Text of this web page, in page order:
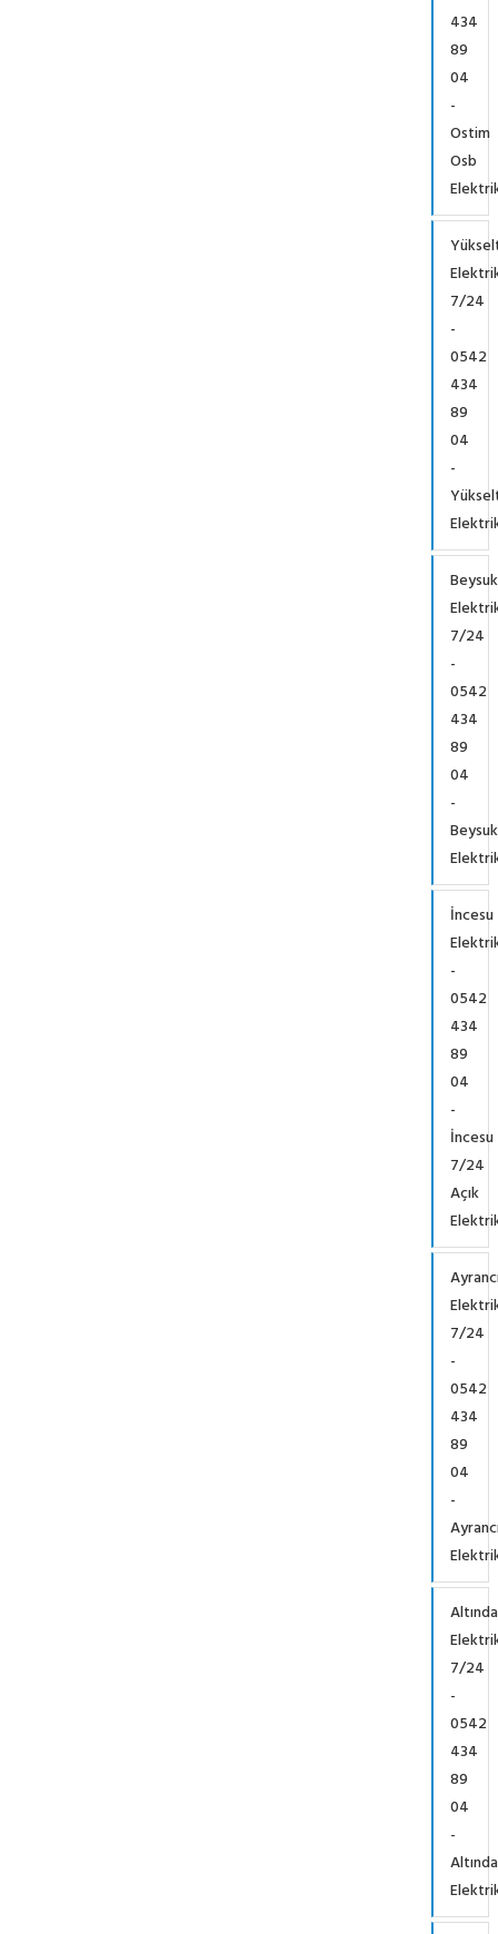
434
89
04
-
Ostim
Osb
7/24
-
0542
434
89
04
-
7/24
-
0542
434
89
04
-
İncesu
-
0542
434
89
04
-
İncesu
7/24
Açık
7/24
-
0542
434
89
04
-
7/24
-
0542
434
89
04
-